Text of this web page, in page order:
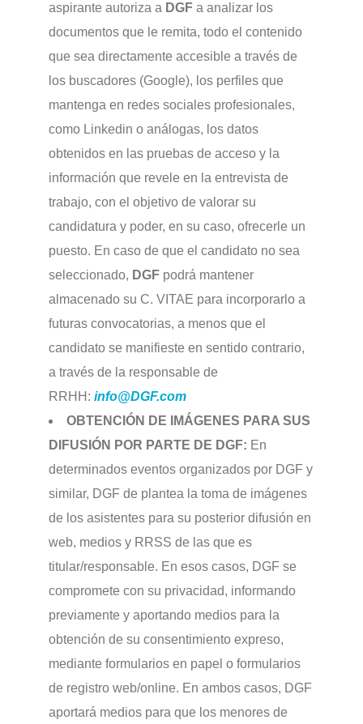
aspirante autoriza a DGF a analizar los
documentos que le remita, todo el contenido
que sea directamente accesible a través de
los buscadores (Google), los perfiles que
mantenga en redes sociales profesionales,
como Linkedin o análogas, los datos
obtenidos en las pruebas de acceso y la
información que revele en la entrevista de
trabajo, con el objetivo de valorar su
candidatura y poder, en su caso, ofrecerle un
puesto. En caso de que el candidato no sea
seleccionado, DGF podrá mantener
almacenado su C. VITAE para incorporarlo a
futuras convocatorias, a menos que el
candidato se manifieste en sentido contrario,
a través de la responsable de
RRHH: info@DGF.com
OBTENCIÓN DE IMÁGENES PARA SUS
DIFUSIÓN POR PARTE DE DGF: En
determinados eventos organizados por DGF y
similar, DGF de plantea la toma de imágenes
de los asistentes para su posterior difusión en
web, medios y RRSS de las que es
titular/responsable. En esos casos, DGF se
compromete con su privacidad, informando
previamente y aportando medios para la
obtención de su consentimiento expreso,
mediante formularios en papel o formularios
de registro web/online. En ambos casos, DGF
aportará medios para que los menores de